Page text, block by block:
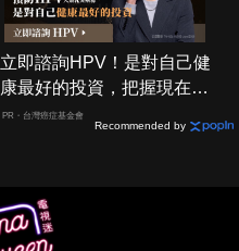
立即諮詢HPV！是對自己健
康最好的投資，把握現在不
嫌晚！
PR・台灣癌症基金會
Recommended by